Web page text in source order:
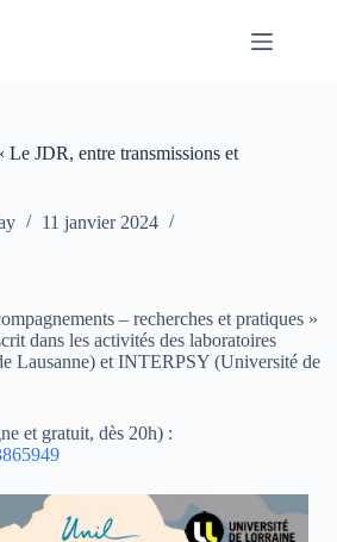
Le JDR, entre transmissions et
11 janvier 2024
– recherches et pratiques »
dans les activités des laboratoires
Lausanne) et INTERPSY (Université de
et gratuit, dès 20h) :